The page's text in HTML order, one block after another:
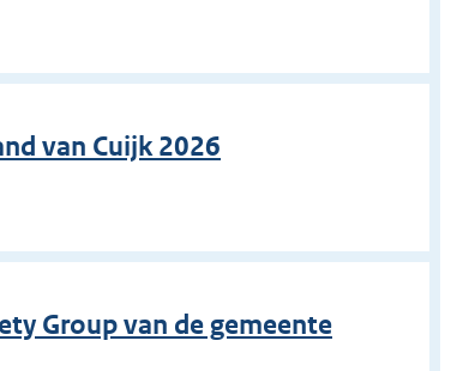
van Cuijk 2026
Group van de gemeente